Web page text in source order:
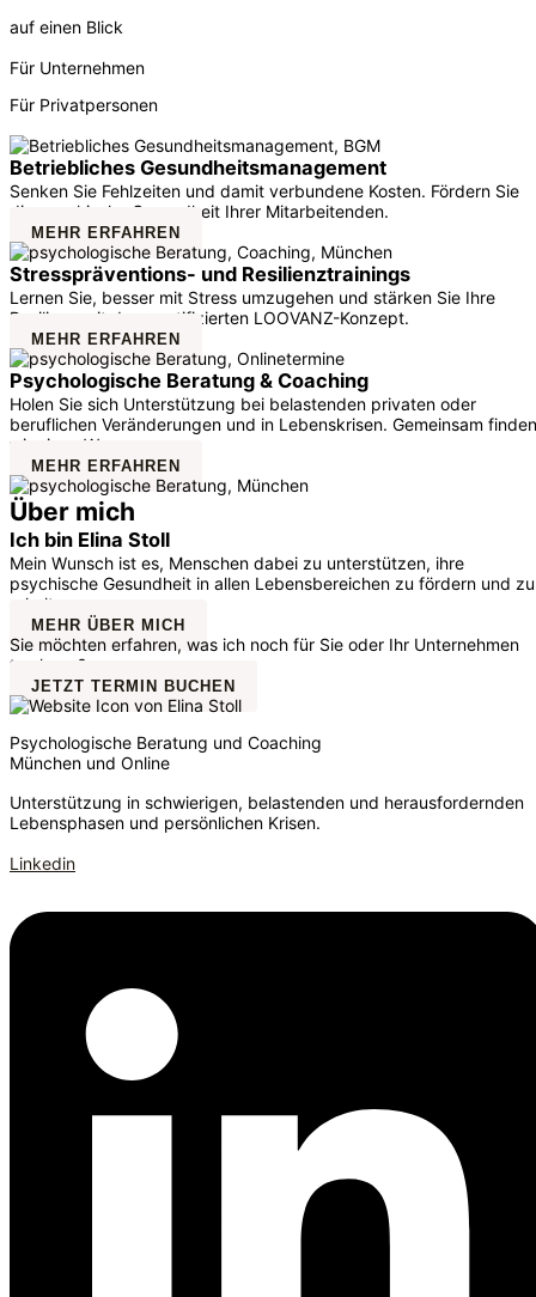
auf einen Blick
Für Unternehmen
Für Privatpersonen
Betriebliches Gesundheitsmanagement
Senken Sie Fehlzeiten und damit verbundene Kosten. Fördern Sie
die psychische Gesundheit Ihrer Mitarbeitenden.
MEHR ERFAHREN
Stresspräventions- und Resilienztrainings
Lernen Sie, besser mit Stress umzugehen und stärken Sie Ihre
Resilienz mit dem zertifizierten LOOVANZ-Konzept.
MEHR ERFAHREN
Psychologische Beratung & Coaching
Holen Sie sich Unterstützung bei belastenden privaten oder
beruflichen Veränderungen und in Lebenskrisen. Gemeinsam finden
wir einen Weg.
MEHR ERFAHREN
Über mich
Ich bin Elina Stoll
Mein Wunsch ist es, Menschen dabei zu unterstützen, ihre
psychische Gesundheit in allen Lebensbereichen zu fördern und zu
erhalten.
MEHR ÜBER MICH
Sie möchten erfahren, was ich noch für Sie oder Ihr Unternehmen
tun kann?
JETZT TERMIN BUCHEN
Psychologische Beratung und Coaching
München und Online
Unterstützung in schwierigen, belastenden und herausfordernden
Lebensphasen und persönlichen Krisen.
Linkedin